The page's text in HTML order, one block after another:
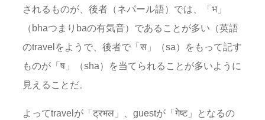
されるものが、後者（ネパール語）では、「भ」
（bhaつまりbaの有気音）であることが多い（英語
のtravelをようで、後者で「स」（sa）をもって記す
ものが「ष」（sha）を当てられることが多いように
見えることだ。
よってtravelが「ट्रभल」、guestが「गेष्ट」となるの